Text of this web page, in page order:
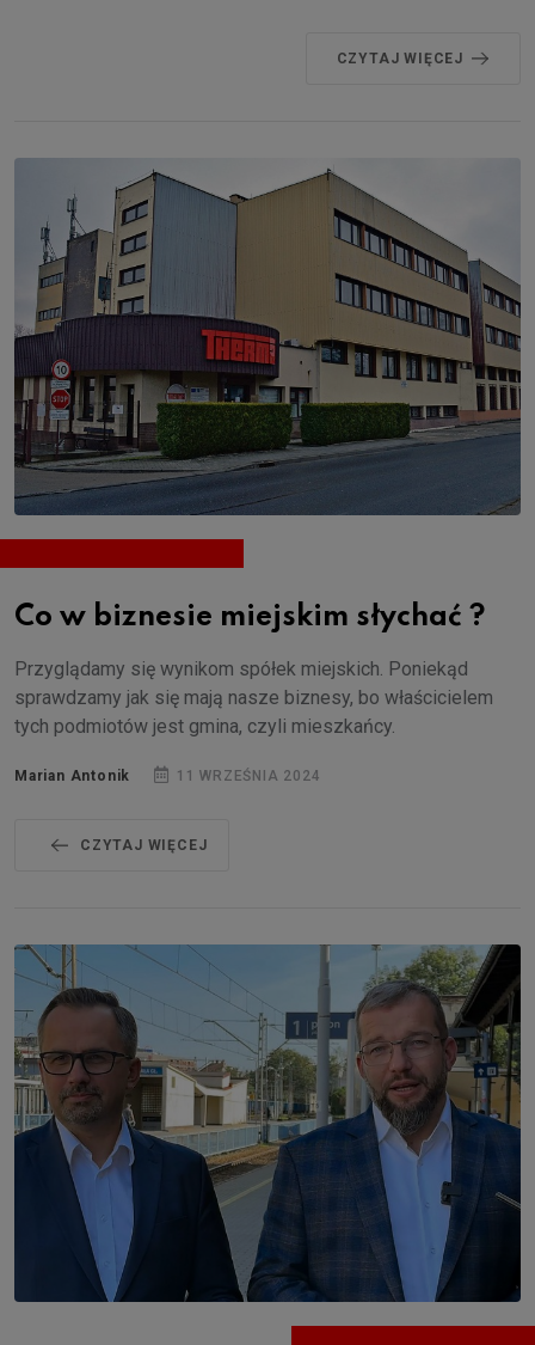
CZYTAJ WIĘCEJ
Co w biznesie miejskim słychać ?
Przyglądamy się wynikom spółek miejskich. Poniekąd
sprawdzamy jak się mają nasze biznesy, bo właścicielem
tych podmiotów jest gmina, czyli mieszkańcy.
Marian Antonik 11 WRZEŚNIA 2024
CZYTAJ WIĘCEJ